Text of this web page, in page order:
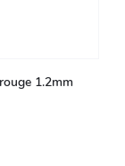
1.2mm